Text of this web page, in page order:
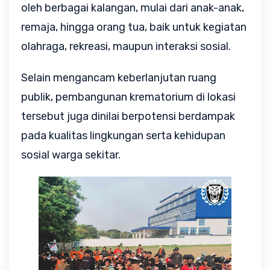
oleh berbagai kalangan, mulai dari anak-anak,
remaja, hingga orang tua, baik untuk kegiatan
olahraga, rekreasi, maupun interaksi sosial.
Selain mengancam keberlanjutan ruang
publik, pembangunan krematorium di lokasi
tersebut juga dinilai berpotensi berdampak
pada kualitas lingkungan serta kehidupan
sosial warga sekitar.